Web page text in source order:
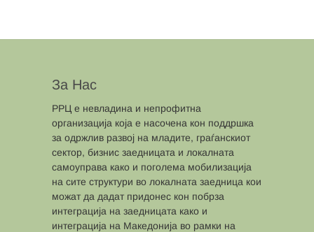
За Нас
РРЦ е невладина и непрофитна
организација која е насочена кон поддршка
за одржлив развој на младите, граѓанскиот
сектор, бизнис заедницата и локалната
самоуправа како и поголема мобилизација
на сите структури во локалната заедница кои
можат да дадат придонес кон побрза
интеграција на заедницата како и
интеграција на Македонија во рамки на